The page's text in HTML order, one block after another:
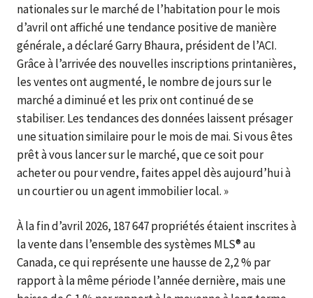
nationales sur le marché de l’habitation pour le mois
d’avril ont affiché une tendance positive de manière
générale, a déclaré Garry Bhaura, président de l’ACI.
Grâce à l’arrivée des nouvelles inscriptions printanières,
les ventes ont augmenté, le nombre de jours sur le
marché a diminué et les prix ont continué de se
stabiliser. Les tendances des données laissent présager
une situation similaire pour le mois de mai. Si vous êtes
prêt à vous lancer sur le marché, que ce soit pour
acheter ou pour vendre, faites appel dès aujourd’hui à
un courtier ou un agent immobilier local. »
À la fin d’avril 2026, 187 647 propriétés étaient inscrites à
la vente dans l’ensemble des systèmes MLS® au
Canada, ce qui représente une hausse de 2,2 % par
rapport à la même période l’année dernière, mais une